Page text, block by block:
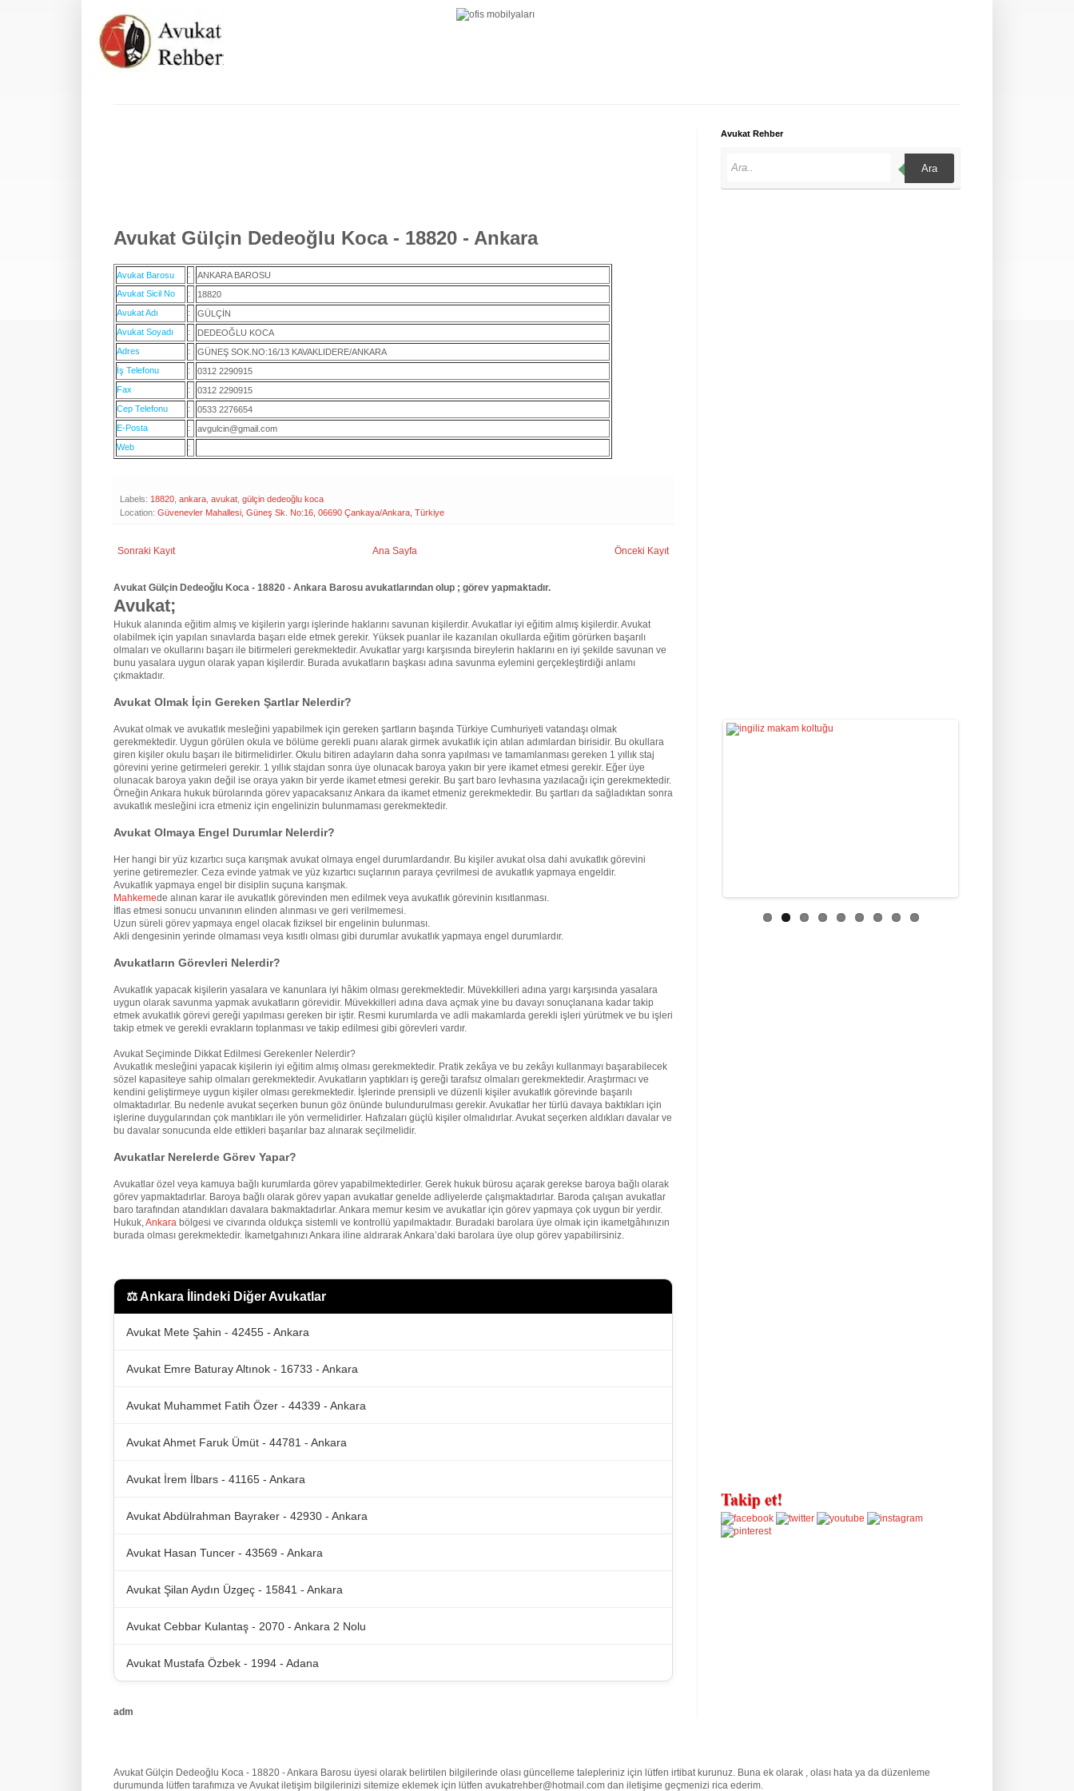
Avukat Gülçin Dedeoğlu Koca - 18820 - Ankara
Avukat Barosu :
ANKARA BAROSU
Avukat Sicil No
:
18820
Avukat Adı
:
GÜLÇİN
Avukat Soyadı
:
DEDEOĞLU KOCA
Adres
:
GÜNEŞ SOK.NO:16/13 KAVAKLIDERE/ANKARA
İş Telefonu
:
0312 2290915
Fax
:
0312 2290915
Cep Telefonu
:
0533 2276654
E-Posta
:
avgulcin@gmail.com
Web
:
Labels: 18820 ankara avukat gülçin dedeoğlu koca
Location: Güvenevler Mahallesi, Güneş Sk. No:16, 06690 Çankaya/Ankara, Türkiye
Sonraki Kayıt Önceki Kayıt
Ana Sayfa
Avukat Gülçin Dedeoğlu Koca - 18820 - Ankara Barosu avukatlarından olup ; görev yapmaktadır.
Avukat;
Hukuk alanında eğitim almış ve kişilerin yargı işlerinde haklarını savunan kişilerdir. Avukatlar iyi eğitim almış kişilerdir. Avukat
olabilmek için yapılan sınavlarda başarı elde etmek gerekir. Yüksek puanlar ile kazanılan okullarda eğitim görürken başarılı
olmaları ve okullarını başarı ile bitirmeleri gerekmektedir. Avukatlar yargı karşısında bireylerin haklarını en iyi şekilde savunan ve
bunu yasalara uygun olarak yapan kişilerdir. Burada avukatların başkası adına savunma eylemini gerçekleştirdiği anlamı
çıkmaktadır.
Avukat Olmak İçin Gereken Şartlar Nelerdir?
Avukat olmak ve avukatlık mesleğini yapabilmek için gereken şartların başında Türkiye Cumhuriyeti vatandaşı olmak
gerekmektedir. Uygun görülen okula ve bölüme gerekli puanı alarak girmek avukatlık için atılan adımlardan birisidir. Bu okullara
giren kişiler okulu başarı ile bitirmelidirler. Okulu bitiren adayların daha sonra yapılması ve tamamlanması gereken 1 yıllık staj
görevini yerine getirmeleri gerekir. 1 yıllık stajdan sonra üye olunacak baroya yakın bir yere ikamet etmesi gerekir. Eğer üye
olunacak baroya yakın değil ise oraya yakın bir yerde ikamet etmesi gerekir. Bu şart baro levhasına yazılacağı için gerekmektedir.
Örneğin Ankara hukuk bürolarında görev yapacaksanız Ankara da ikamet etmeniz gerekmektedir. Bu şartları da sağladıktan sonra
avukatlık mesleğini icra etmeniz için engelinizin bulunmaması gerekmektedir.
Avukat Olmaya Engel Durumlar Nelerdir?
Her hangi bir yüz kızartıcı suça karışmak avukat olmaya engel durumlardandır. Bu kişiler avukat olsa dahi avukatlık görevini
yerine getiremezler. Ceza evinde yatmak ve yüz kızartıcı suçlarının paraya çevrilmesi de avukatlık yapmaya engeldir.
Avukatlık yapmaya engel bir disiplin suçuna karışmak.
Mahkemede alınan karar ile avukatlık görevinden men edilmek veya avukatlık görevinin kısıtlanması.
İflas etmesi sonucu unvanının elinden alınması ve geri verilmemesi.
Uzun süreli görev yapmaya engel olacak fiziksel bir engelinin bulunması.
Akli dengesinin yerinde olmaması veya kısıtlı olması gibi durumlar avukatlık yapmaya engel durumlardır.
Avukatların Görevleri Nelerdir?
Avukatlık yapacak kişilerin yasalara ve kanunlara iyi hâkim olması gerekmektedir. Müvekkilleri adına yargı karşısında yasalara
uygun olarak savunma yapmak avukatların görevidir. Müvekkilleri adına dava açmak yine bu davayı sonuçlanana kadar takip
etmek avukatlık görevi gereği yapılması gereken bir iştir. Resmi kurumlarda ve adli makamlarda gerekli işleri yürütmek ve bu işleri
takip etmek ve gerekli evrakların toplanması ve takip edilmesi gibi görevleri vardır.
Avukat Seçiminde Dikkat Edilmesi Gerekenler Nelerdir?
Avukatlık mesleğini yapacak kişilerin iyi eğitim almış olması gerekmektedir. Pratik zekâya ve bu zekâyı kullanmayı başarabilecek
sözel kapasiteye sahip olmaları gerekmektedir. Avukatların yaptıkları iş gereği tarafsız olmaları gerekmektedir. Araştırmacı ve
kendini geliştirmeye uygun kişiler olması gerekmektedir. İşlerinde prensipli ve düzenli kişiler avukatlık görevinde başarılı
olmaktadırlar. Bu nedenle avukat seçerken bunun göz önünde bulundurulması gerekir. Avukatlar her türlü davaya baktıkları için
işlerine duygularından çok mantıkları ile yön vermelidirler. Hafızaları güçlü kişiler olmalıdırlar. Avukat seçerken aldıkları davalar ve
bu davalar sonucunda elde ettikleri başarılar baz alınarak seçilmelidir.
Avukatlar Nerelerde Görev Yapar?
Avukatlar özel veya kamuya bağlı kurumlarda görev yapabilmektedirler. Gerek hukuk bürosu açarak gerekse baroya bağlı olarak
görev yapmaktadırlar. Baroya bağlı olarak görev yapan avukatlar genelde adliyelerde çalışmaktadırlar. Baroda çalışan avukatlar
baro tarafından atandıkları davalara bakmaktadırlar. Ankara memur kesim ve avukatlar için görev yapmaya çok uygun bir yerdir.
Hukuk,Ankara bölgesi ve civarında oldukça sistemli ve kontrollü yapılmaktadır. Buradaki barolara üye olmak için ikametgâhınızın
burada olması gerekmektedir. İkametgahınızı Ankara iline aldırarak Ankara’daki barolara üye olup görev yapabilirsiniz.
⚖️Ankara İlindeki Diğer Avukatlar
Avukat Mete Şahin - 42455 - Ankara
Avukat Emre Baturay Altınok - 16733 - Ankara
Avukat Muhammet Fatih Özer - 44339 - Ankara
Avukat Ahmet Faruk Ümüt - 44781 - Ankara
Avukat İrem İlbars - 41165 - Ankara
Avukat Abdülrahman Bayraker - 42930 - Ankara
Avukat Hasan Tuncer - 43569 - Ankara
Avukat Şilan Aydın Üzgeç - 15841 - Ankara
Avukat Cebbar Kulantaş - 2070 - Ankara 2 Nolu
Avukat Mustafa Özbek - 1994 - Adana
adm
Avukat Rehber
Ara
Avukat Gülçin Dedeoğlu Koca - 18820 - Ankara Barosu üyesi olarak belirtilen bilgilerinde olası güncelleme talepleriniz için lütfen irtibat kurunuz. Buna ek olarak , olası hata ya da düzenleme
durumunda lütfen tarafımıza ve Avukat iletişim bilgilerinizi sitemize eklemek için lütfen avukatrehber@hotmail.com dan iletişime geçmenizi rica ederim.